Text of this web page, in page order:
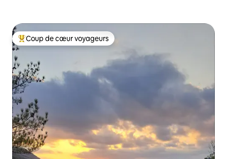
Coups de cœur voyageurs les plus appréciés
Coup de cœur voyageurs